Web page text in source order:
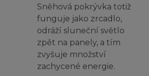
Sněhová pokrývka totiž
funguje jako zrcadlo,
odráží sluneční světlo
zpět na panely, a tím
zvyšuje množství
zachycené energie.